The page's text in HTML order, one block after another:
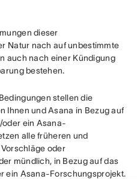
dieser
Natur nach auf unbestimmte
auch nach einer Kündigung
bestehen.
stellen die
Ihnen und Asana in Bezug auf
oder ein Asana-
alle früheren und
oder
mündlich, in Bezug auf das
ein Asana-Forschungsprojekt.